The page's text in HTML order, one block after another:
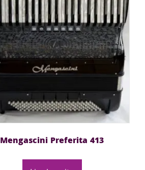
Mengascini Preferita 413